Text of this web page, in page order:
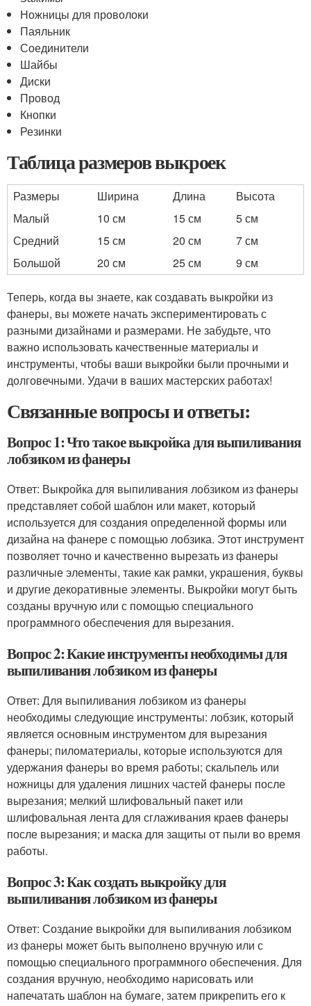
Ножницы для проволоки
Паяльник
Соединители
Шайбы
Диски
Провод
Кнопки
Резинки
Таблица размеров выкроек
Размеры Ширина Длина
Высота
Малый
10 см 15 см
5 см
Средний
15 см 20 см
7 см
Большой
20 см 25 см 9 см
Теперь, когда вы знаете, как создавать выкройки из
фанеры, вы можете начать экспериментировать с
разными дизайнами и размерами. Не забудьте, что
важно использовать качественные материалы и
инструменты, чтобы ваши выкройки были прочными и
долговечными. Удачи в ваших мастерских работах!
Связанные вопросы и ответы:
Вопрос 1: Что такое выкройка для выпиливания
лобзиком из фанеры
Ответ: Выкройка для выпиливания лобзиком из фанеры
представляет собой шаблон или макет, который
используется для создания определенной формы или
дизайна на фанере с помощью лобзика. Этот инструмент
позволяет точно и качественно вырезать из фанеры
различные элементы, такие как рамки, украшения, буквы
и другие декоративные элементы. Выкройки могут быть
созданы вручную или с помощью специального
программного обеспечения для вырезания.
Вопрос 2: Какие инструменты необходимы для
выпиливания лобзиком из фанеры
Ответ: Для выпиливания лобзиком из фанеры
необходимы следующие инструменты: лобзик, который
является основным инструментом для вырезания
фанеры; пиломатериалы, которые используются для
удержания фанеры во время работы; скальпель или
ножницы для удаления лишних частей фанеры после
вырезания; мелкий шлифовальный пакет или
шлифовальная лента для сглаживания краев фанеры
после вырезания; и маска для защиты от пыли во время
работы.
Вопрос 3: Как создать выкройку для
выпиливания лобзиком из фанеры
Ответ: Создание выкройки для выпиливания лобзиком
из фанеры может быть выполнено вручную или с
помощью специального программного обеспечения. Для
создания вручную, необходимо нарисовать или
напечатать шаблон на бумаге, затем прикрепить его к